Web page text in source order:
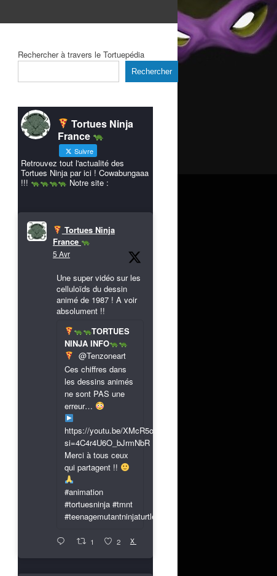
Rechercher à travers le Tortuepédia
Rechercher
Tortues Ninja
France
Suivre
Retrouvez tout l'actualité des
Tortues Ninja par ici ! Cowabungaaa
!!!
Notre site :
Tortues Ninja
France
5 Avr
Une super vidéo sur les
celluloïds du dessin
animé de 1987 ! A voir
absolument !!
TORTUES
NINJA INFO
@Tenzoneart
Ces chiffres dans
les dessins animés
ne sont PAS une
erreur…
https://youtu.be/XMcR5or9N8A?
si=4C4r4U6O_bJrmNbR
Merci à tous ceux
qui partagent !!
#animation
#tortuesninja #tmnt
#teenagemutantninjaturtles
1 2 X